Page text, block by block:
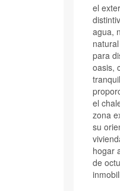
el
agua,
para
oasis,
el
zona
su
hogar
de